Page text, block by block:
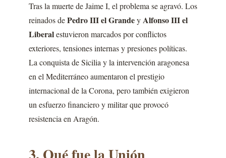
Tras la muerte de Jaime I, el problema se agravó. Los
reinados dePedro III el GrandeyAlfonso III el
Liberalestuvieron marcados por conflictos
exteriores, tensiones internas y presiones políticas.
La conquista de Sicilia y la intervención aragonesa
en el Mediterráneo aumentaron el prestigio
internacional de la Corona, pero también exigieron
un esfuerzo financiero y militar que provocó
resistencia en Aragón.